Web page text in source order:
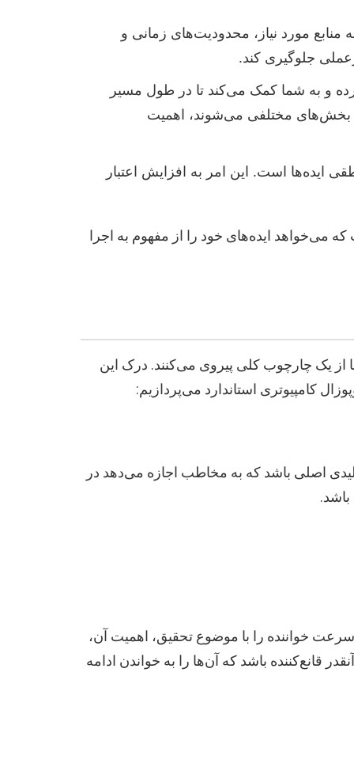
منابع مورد نیاز، محدودیت‌های زمانی و
جلوگیری کند.
و به شما کمک می‌کند تا در طول مسیر
بخش‌های مختلفی می‌شوند، اهمیت
ایده‌ها است. این امر به افزایش اعتبار
می‌خواهد ایده‌های خود را از مفهوم به اجرا
از یک چارچوب کلی پیروی می‌کنند. درک این
کامپیوتری استاندارد می‌پردازیم:
اصلی باشد که به مخاطب اجازه می‌دهد در
۱۵۰ تا ۳۰۰ کلمه می‌باشد. این بخش باید به سرعت خواننده را با موضوع تحقیق، اهمیت آن،
قانع‌کننده باشد که آن‌ها را به خواندن ادامه